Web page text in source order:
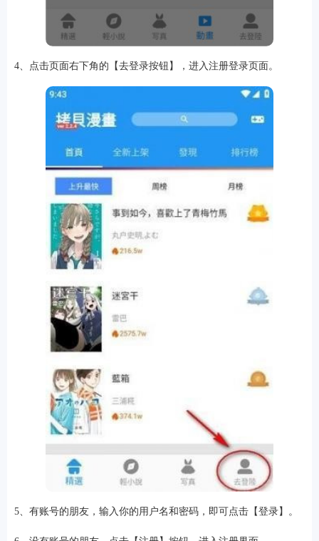
4、点击页面右下角的【去登录按钮】，进入注册登录页面。
5、有账号的朋友，输入你的用户名和密码，即可点击【登录】。